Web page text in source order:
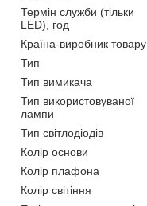
Термін служби (тільки
LED), год
Країна-виробник товару
Тип
Тип вимикача
Тип використовуваної
лампи
Тип світлодіодів
Колір основи
Колір плафона
Колір світіння